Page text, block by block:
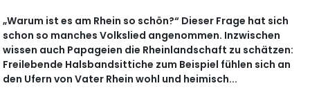
„Warum ist es am Rhein so schön?“ Dieser Frage hat sich
schon so manches Volkslied angenommen. Inzwischen
wissen auch Papageien die Rheinlandschaft zu schätzen:
Freilebende Halsbandsittiche zum Beispiel fühlen sich an
den Ufern von Vater Rhein wohl und heimisch...